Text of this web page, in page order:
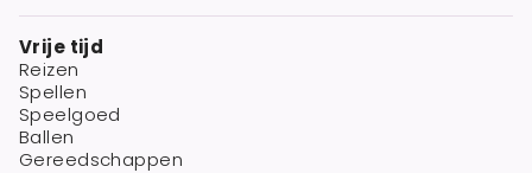
Vrije tijd
Reizen
Spellen
Speelgoed
Ballen
Gereedschappen